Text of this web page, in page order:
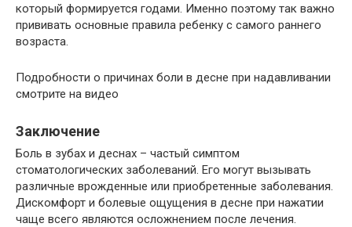
который формируется годами. Именно поэтому так важно
прививать основные правила ребенку с самого раннего
возраста.
Подробности о причинах боли в десне при надавливании
смотрите на видео
Заключение
Боль в зубах и деснах – частый симптом
стоматологических заболеваний. Его могут вызывать
различные врожденные или приобретенные заболевания.
Дискомфорт и болевые ощущения в десне при нажатии
чаще всего являются осложнением после лечения.